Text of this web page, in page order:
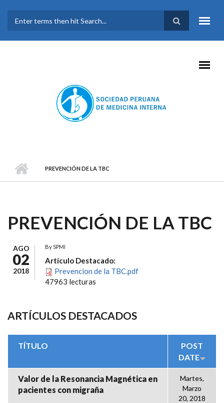
FORMULARIO DE
BÚSQUEDA
PREVENCIÓN DE LA TBC
PREVENCIÓN DE LA TBC
AGO
02
2018
BySPMI
Artículo Destacado:
Prevencion de la TBC.pdf
47963 lecturas
ARTÍCULOS DESTACADOS
TÍTULO
POST
DATE
Valor de la Resonancia Magnética en
pacientes con migraña
Martes,
Marzo
20, 2018